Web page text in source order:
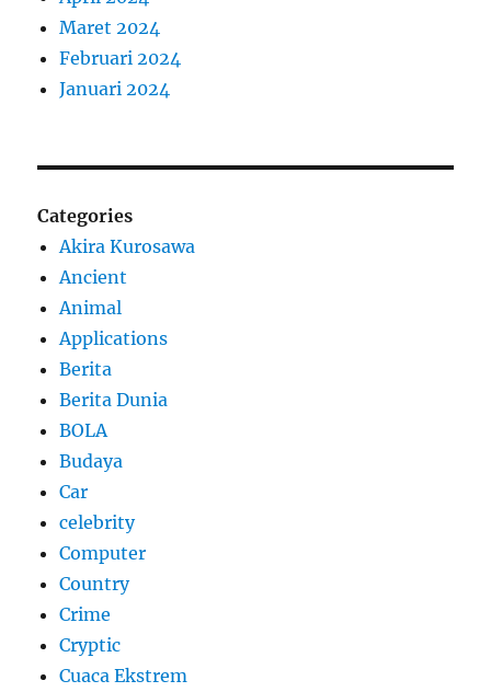
Maret 2024
Februari 2024
Januari 2024
Categories
Akira Kurosawa
Ancient
Animal
Applications
Berita
Berita Dunia
BOLA
Budaya
Car
celebrity
Computer
Country
Crime
Cryptic
Cuaca Ekstrem